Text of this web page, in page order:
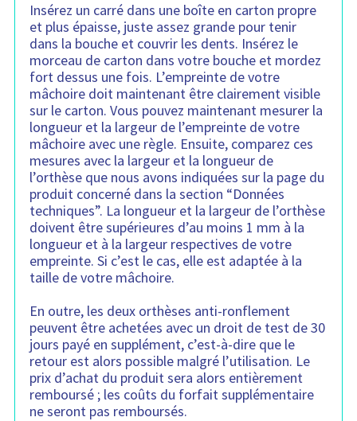
Insérez un carré dans une boîte en carton propre
et plus épaisse, juste assez grande pour tenir
dans la bouche et couvrir les dents. Insérez le
morceau de carton dans votre bouche et mordez
fort dessus une fois. L’empreinte de votre
mâchoire doit maintenant être clairement visible
sur le carton. Vous pouvez maintenant mesurer la
longueur et la largeur de l’empreinte de votre
mâchoire avec une règle. Ensuite, comparez ces
mesures avec la largeur et la longueur de
l’orthèse que nous avons indiquées sur la page du
produit concerné dans la section “Données
techniques”. La longueur et la largeur de l’orthèse
doivent être supérieures d’au moins 1 mm à la
longueur et à la largeur respectives de votre
empreinte. Si c’est le cas, elle est adaptée à la
taille de votre mâchoire.
En outre, les deux orthèses anti-ronflement
peuvent être achetées avec un droit de test de 30
jours payé en supplément, c’est-à-dire que le
retour est alors possible malgré l’utilisation. Le
prix d’achat du produit sera alors entièrement
remboursé ; les coûts du forfait supplémentaire
ne seront pas remboursés.